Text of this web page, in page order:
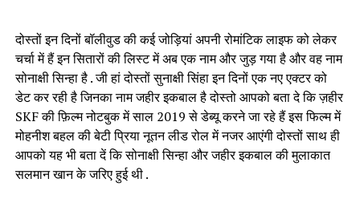
दोस्तों इन दिनों बॉलीवुड की कई जोड़ियां अपनी रोमांटिक लाइफ को लेकर
चर्चा में हैं इन सितारों की लिस्ट में अब एक नाम और जुड़ गया है और वह नाम
सोनाक्षी सिन्हा है . जी हां दोस्तों सुनाक्षी सिंहा इन दिनों एक नए एक्टर को
डेट कर रही है जिनका नाम जहीर इकबाल है दोस्तो आपको बता दे कि ज़हीर
SKF की फ़िल्म नोटबुक में साल 2019 से डेब्यू करने जा रहे हैं इस फिल्म में
मोहनीश बहल की बेटी प्रिया नूतन लीड रोल में नजर आएंगी दोस्तों साथ ही
आपको यह भी बता दें कि सोनाक्षी सिन्हा और जहीर इकबाल की मुलाकात
सलमान खान के जरिए हुई थी .